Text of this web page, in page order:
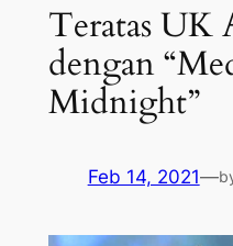
Teratas UK
dengan
Midnight”
Feb 14, 2021—